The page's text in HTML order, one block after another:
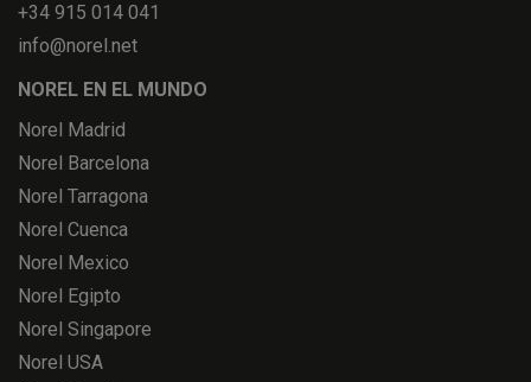
+34 915 014 041
info@norel.net
NOREL EN EL MUNDO
Norel Madrid
Norel Barcelona
Norel Tarragona
Norel Cuenca
Norel Mexico
Norel Egipto
Norel Singapore
Norel USA